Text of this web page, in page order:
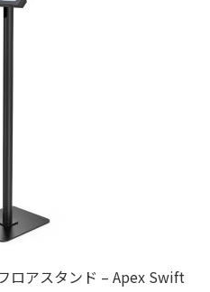
ロアスタンド – Apex Swift